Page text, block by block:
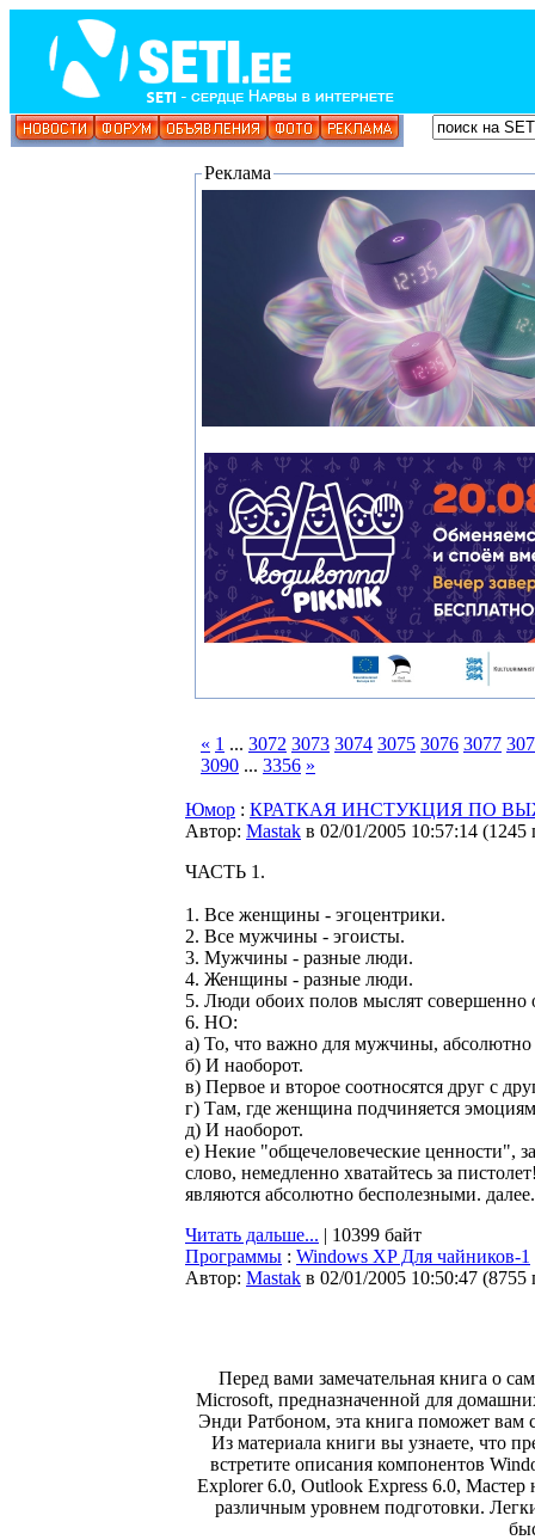
Реклама
« 1 ... 3072 3073 3074 3075 3076 3077
3090 ... 3356 »
Юмор : КРАТКАЯ ИHСТУКЦИЯ ПО
Автор: Мastak в 02/01/2005 10:57:14 (1245
ЧАСТЬ 1.
1. Все женщины - эгоцентрики.
2. Все мужчины - эгоисты.
3. Мужчины - разные люди.
4. Женщины - разные люди.
5. Люди обоих полов мыслят совершенно
6. HО:
а) То, что важно для мужчины,
б) И наоборот.
в) Первое и второе соотносятся друг с
г) Там, где женщина подчиняется
д) И наоборот.
е) Hекие "общечеловеческие ценности",
слово, немедленно хватайтесь за
являются абсолютно бесполезными.
Читать дальше... | 10399 байт
Программы : Windows XP Для чайников-1
Автор: Мastak в 02/01/2005 10:50:47 (8755
Перед вами замечательная книга о
Microsoft, предназначенной для
Энди Ратбоном, эта книга поможет вам
Из материала книги вы узнаете, что
встретите описания компонентов
Explorer 6.0, Outlook Express 6.0,
различным уровнем подготовки.